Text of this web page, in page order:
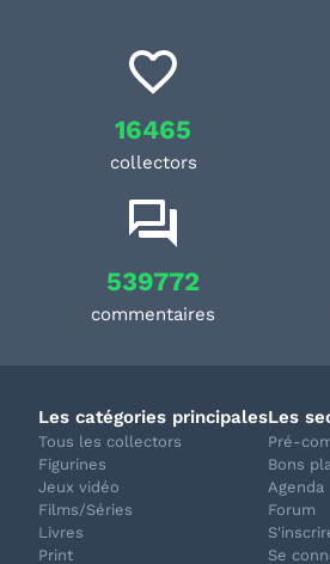
16465
collectors
539772
commentaires
Les catégories principales
Tous les collectors
Figurines
Jeux vidéo
Films/Séries
Livres
Print
Les
Pré-
Bons
Agenda
Forum
Se